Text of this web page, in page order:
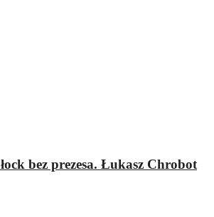
bez prezesa. Łukasz Chrobot